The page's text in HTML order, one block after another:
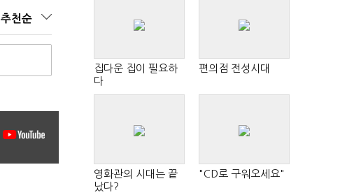
추천순
집다운 집이 필요하
다
편의점 전성시대
영화관의 시대는 끝
났다?
"CD로 구워오세요"